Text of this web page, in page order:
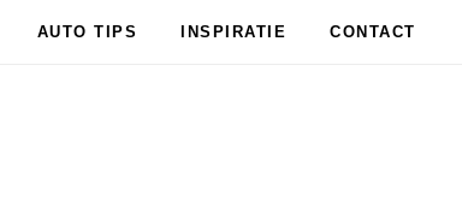
AUTO TIPS INSPIRATIE CONTACT